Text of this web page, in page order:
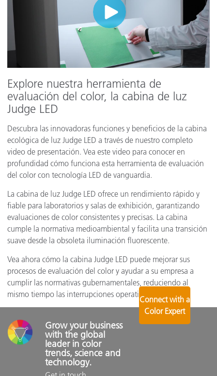
Explore nuestra herramienta de
evaluación del color, la cabina de luz
Judge LED
Descubra las innovadoras funciones y beneficios de la cabina
ecológica de luz Judge LED a través de nuestro completo
video de presentación. Vea este video para conocer en
profundidad cómo funciona esta herramienta de evaluación
del color con tecnología LED de vanguardia.
La cabina de luz Judge LED ofrece un rendimiento rápido y
fiable para laboratorios y salas de exhibición, garantizando
evaluaciones de color consistentes y precisas. La cabina
cumple la normativa medioambiental y facilita una transición
suave desde la obsoleta iluminación fluorescente.
Vea ahora cómo la cabina Judge LED puede mejorar sus
procesos de evaluación del color y ayudar a su empresa a
cumplir las normativas gubernamentales, reduciendo al
mismo tiempo las interrupciones operativas.
Grow your business
with the global
leader in color
trends, science and
technology.
Connect with a
Color Expert